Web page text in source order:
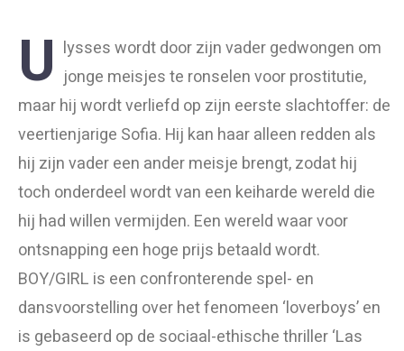
U lysseswordt door zijn vader gedwongen om
jonge meisjes te ronselen voor prostitutie,
maar hij wordt verliefd op zijn eerste slachtoffer: de
veertienjarige Sofia. Hij kan haar alleen redden als
hij zijn vader een ander meisje brengt, zodat hij
toch onderdeel wordt van een keiharde wereld die
hij had willen vermijden. Een wereld waar voor
ontsnapping een hoge prijs betaald wordt.
BOY/GIRL is een confronterende spel- en
dansvoorstelling over het fenomeen ‘loverboys’ en
is gebaseerd op de sociaal-ethische thriller ‘Las